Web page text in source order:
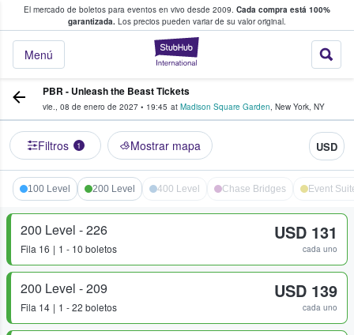
El mercado de boletos para eventos en vivo desde 2009. Cada compra está 100%
garantizada. Los precios pueden variar de su valor original.
StubHub: donde
Menú
fans compran y venden boletos
PBR - Unleash the Beast Tickets
vie., 08 de enero de 2027 • 19:45 at Madison Square Garden, New York, NY
Filtros 1 Mostrar mapa USD
100 Level 200 Level 400 Level Chase Bridges Event
200 Level - 226
Fila 16 1 - 10 boletos
USD 131
cada uno
200 Level - 209
Fila 14 1 - 22 boletos
USD 139
cada uno